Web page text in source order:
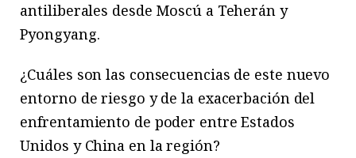
antiliberales desde Moscú a Teherán y
Pyongyang.
¿Cuáles son las consecuencias de este nuevo
entorno de riesgo y de la exacerbación del
enfrentamiento de poder entre Estados
Unidos y China en la región?